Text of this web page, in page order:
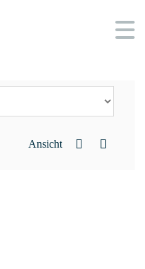
Ansicht